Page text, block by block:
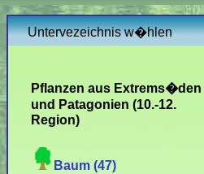
Untervezeichnis w�hlen
Pflanzen aus Extrems�den
und Patagonien (10.-12.
Region)
Baum (47)